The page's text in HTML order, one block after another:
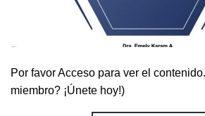
Por favor Acceso para ver el
miembro? ¡Únete hoy!)